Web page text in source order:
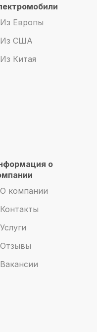
Из Европы
Из США
Из Китая
о
О компании
Контакты
Услуги
Отзывы
Вакансии